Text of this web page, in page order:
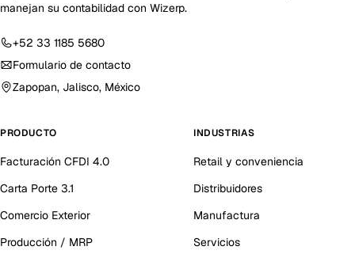
manejan su contabilidad con Wizerp.
+52 33 1185 5680
Formulario de contacto
Zapopan, Jalisco, México
PRODUCTO
Facturación CFDI 4.0
Carta Porte 3.1
Comercio Exterior
Producción / MRP
INDUSTRIAS
Retail y conveniencia
Distribuidores
Manufactura
Servicios